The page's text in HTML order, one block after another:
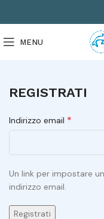
MENU
REGISTRATI
Indirizzo email *
Un link per impostare
indirizzo email.
Registrati